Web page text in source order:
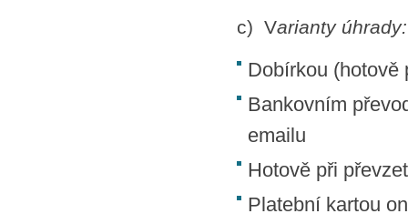
c) Varianty úhrady:
Dobírkou (hotově
Bankovním
emailu
Hotově při
Platební kartou